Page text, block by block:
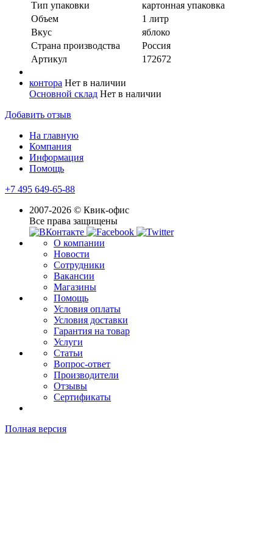
Тип упаковки
картонная упаковка
Объем
1 литр
Вкус
яблоко
Страна производства
Россия
Артикул
172672
контора Нет в наличии
Основной склад Нет в наличии
Добавить отзыв
На главную
Компания
Информация
Помощь
+7 495 649-65-88
2007-2026 © Квик-офис
Все права защищены
О компании
Новости
Сотрудники
Вакансии
Магазины
Помощь
Условия оплаты
Условия доставки
Гарантия на товар
Услуги
Статьи
Вопрос-ответ
Производители
Отзывы
Сертификаты
Полная версия